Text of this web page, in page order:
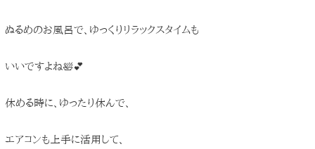
ぬるめのお風呂で、ゆっくりリラックスタイムも
いいですよね🛀💕
休める時に、ゆったり休んで、
エアコンも上手に活用して、